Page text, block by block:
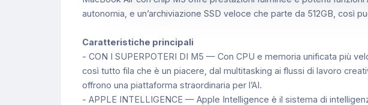
autonomia, e un’archiviazione SSD veloce che parte da 512GB, così
Caratteristiche principali
- CON I SUPERPOTERI DI M5 — Con CPU e memoria unificata più
così tutto fila che è un piacere, dal multitasking ai flussi di lavoro
offrono una piattaforma straordinaria per l’AI.
- APPLE INTELLIGENCE — Apple Intelligence è il sistema di